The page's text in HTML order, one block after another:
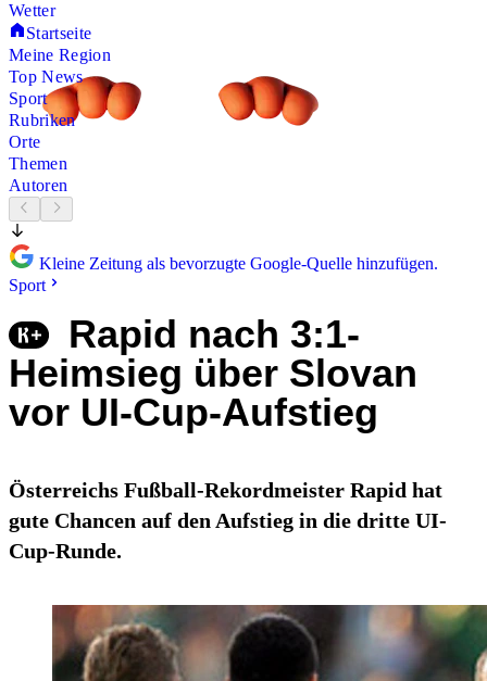
Wetter
Startseite
Meine Region
Top News
Sport
Rubriken
Orte
Themen
Autoren
Kleine Zeitung als bevorzugte Google-Quelle hinzufügen.
Sport
Rapid nach 3:1-
Heimsieg über Slovan
vor UI-Cup-Aufstieg
Österreichs Fußball-Rekordmeister Rapid hat
gute Chancen auf den Aufstieg in die dritte UI-
Cup-Runde.